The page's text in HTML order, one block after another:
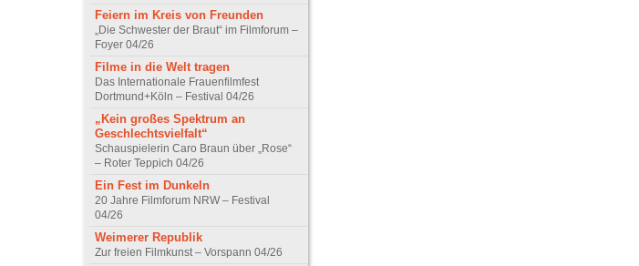
Feiern im Kreis von Freunden
„Die Schwester der Braut“ im Filmforum –
Foyer 04/26
Filme in die Welt tragen
Das Internationale Frauenfilmfest
Dortmund+Köln – Festival 04/26
„Kein großes Spektrum an
Geschlechtsvielfalt“
Schauspielerin Caro Braun über „Rose“
– Roter Teppich 04/26
Ein Fest im Dunkeln
20 Jahre Filmforum NRW – Festival
04/26
Weimerer Republik
Zur freien Filmkunst – Vorspann 04/26